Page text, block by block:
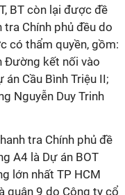
BT còn lại được đề
Chính phủ đều do
có thẩm quyền, gồm:
Đường kết nối vào
án Cầu Bình Triệu II;
Nguyễn Duy Trinh
tra Chính phủ đề
A4 là Dự án BOT
lớn nhất TP HCM
quận 9 do Công ty cổ